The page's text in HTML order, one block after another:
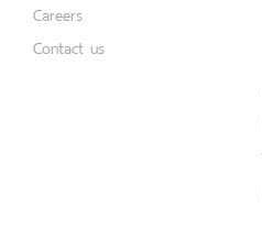
Careers
Contact us